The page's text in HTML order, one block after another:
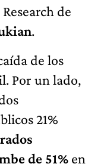
de
.
de los
Por un lado,
21%
de 51% en